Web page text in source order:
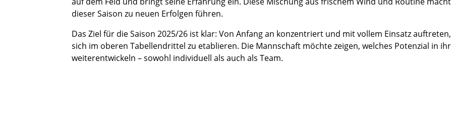
dieser Saison zu neuen Erfolgen führen.
Das Ziel für die Saison 2025/26 ist klar: Von Anfang an konzentriert und mit vollem Einsatz
sich im oberen Tabellendrittel zu etablieren. Die Mannschaft möchte zeigen, welches Potenzial in
weiterentwickeln – sowohl individuell als auch als Team.